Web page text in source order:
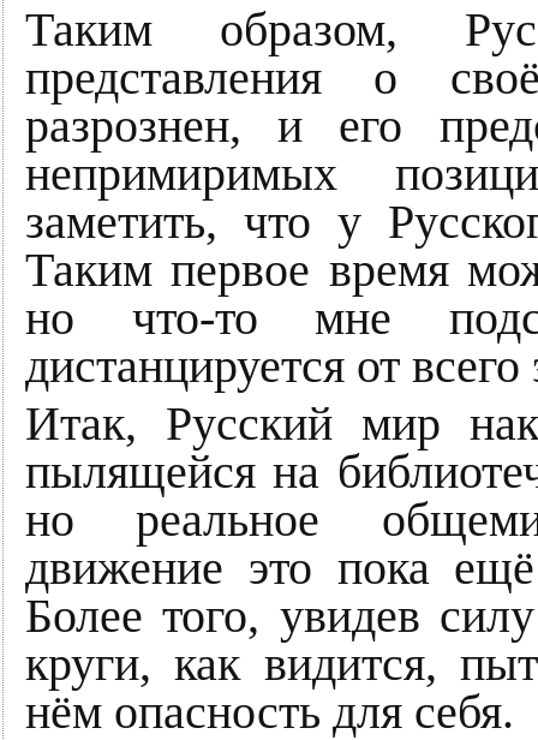
Таким образом,
представления о
разрознен, и его
непримиримых
заметить, что у
Таким первое время
но что-то мне
дистанцируется от всего
Итак, Русский мир
пылящейся на
но реальное
движение это пока
Более того, увидев
круги, как видится,
нём опасность для себя.